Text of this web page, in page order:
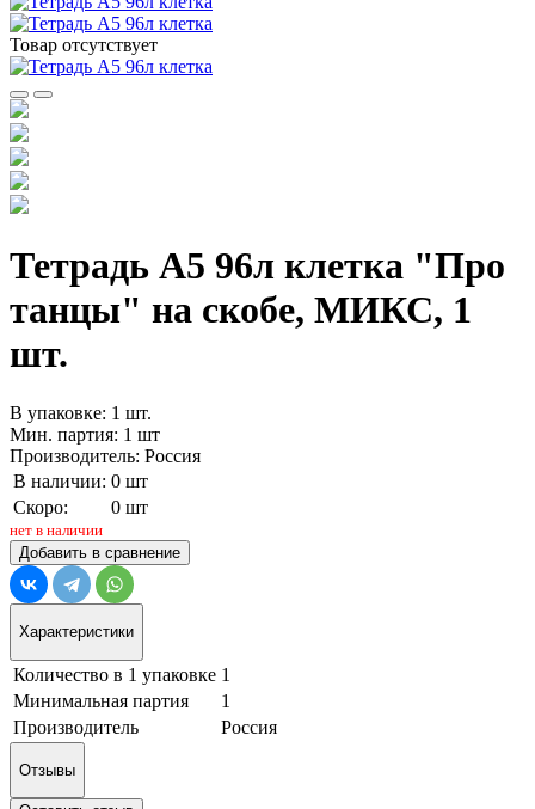
Товар отсутствует
Тетрадь А5 96л клетка "Про
танцы" на скобе, МИКС, 1
шт.
В упаковке: 1 шт.
Мин. партия: 1 шт
Производитель: Россия
В наличии: 0 шт
Скоро:
0 шт
нет в наличии
Добавить в сравнение
Характеристики
Количество в 1 упаковке 1
Минимальная партия
1
Производитель
Россия
Отзывы